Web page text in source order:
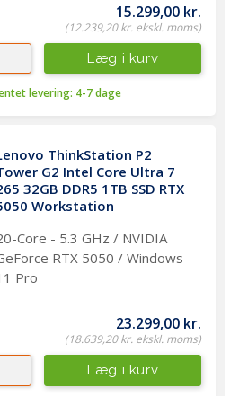
15.299,00 kr.
(12.239,20 kr. ekskl. moms)
levering: 4-7 dage
Læg i kurv
ThinkStation P2
G2 Intel Core Ultra 7
32GB DDR5 1TB SSD RTX
Workstation
Core - 5.3 GHz / NVIDIA
RTX 5050 / Windows
Pro
23.299,00 kr.
(18.639,20 kr. ekskl. moms)
Læg i kurv